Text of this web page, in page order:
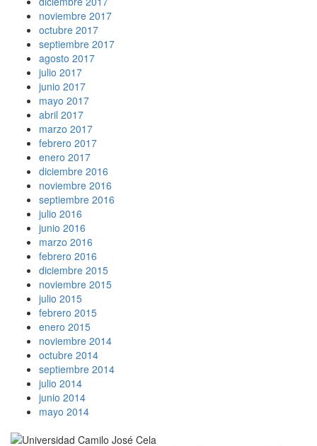
noviembre 2017
octubre 2017
septiembre 2017
agosto 2017
julio 2017
junio 2017
mayo 2017
abril 2017
marzo 2017
febrero 2017
enero 2017
diciembre 2016
noviembre 2016
septiembre 2016
julio 2016
junio 2016
marzo 2016
febrero 2016
diciembre 2015
noviembre 2015
julio 2015
febrero 2015
enero 2015
noviembre 2014
octubre 2014
septiembre 2014
julio 2014
junio 2014
mayo 2014